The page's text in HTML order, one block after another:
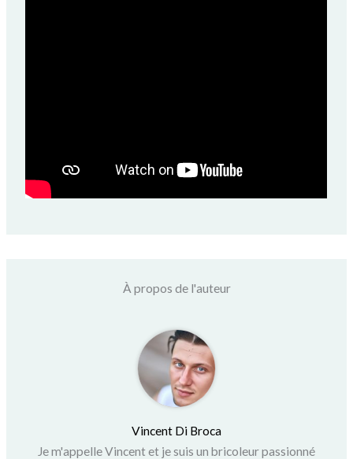
À propos de l'auteur
Vincent Di Broca
Je m'appelle Vincent et je suis un bricoleur passionné